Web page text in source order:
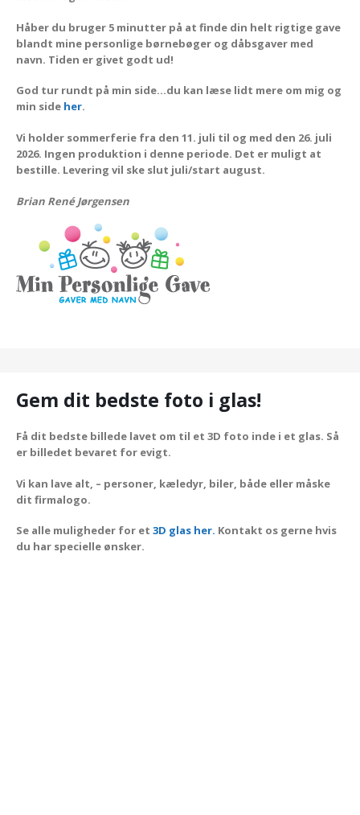
Håber du bruger 5 minutter på at finde din helt rigtige gave
blandt mine personlige børnebøger og dåbsgaver med
navn. Tiden er givet godt ud!
God tur rundt på min side…du kan læse lidt mere om mig og
min side her.
Vi holder sommerferie fra den 11. juli til og med den 26. juli
2026. Ingen produktion i denne periode. Det er muligt at
bestille. Levering vil ske slut juli/start august.
Brian René Jørgensen
Gem dit bedste foto i glas!
Få dit bedste billede lavet om til et 3D foto inde i et glas. Så
er billedet bevaret for evigt.
Vi kan lave alt, – personer, kæledyr, biler, både eller måske
dit firmalogo.
Se alle muligheder for et 3D glas her. Kontakt os gerne hvis
du har specielle ønsker.